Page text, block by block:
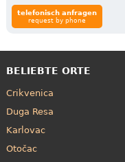
telefonisch anfragen
request by phone
BELIEBTE ORTE
Crikvenica
Duga Resa
Karlovac
Otočac